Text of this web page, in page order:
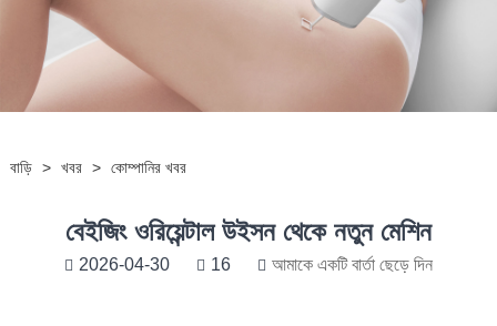
বাড়ি > খবর > কোম্পানির খবর
বেইজিং ওরিয়েন্টাল উইসন থেকে নতুন মেশিন
2026-04-30 16 আমাকে একটি বার্তা ছেড়ে দিন